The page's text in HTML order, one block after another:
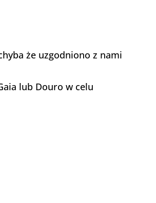
że uzgodniono z nami
lub Douro w celu